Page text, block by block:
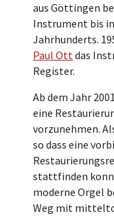
aus Göttingen
Instrument bis
Jahrhunderts.
Paul Ottdas
Register.
Ab dem Jahr
eine
vorzunehmen.
so dass eine
stattfinden
moderne Orgel
Weg mit